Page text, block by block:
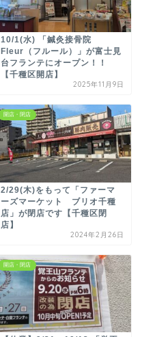
10/1(水) 「鍼灸接骨院
Fleur（フルール）」が富士見
台フランテにオープン！！
【千種区開店】
2025年11月9日
開店・閉店
2/29(木)をもって「ファーマ
ーズマーケット ブリオ千種
店」が閉店です【千種区閉
店】
2024年2月26日
開店・閉店